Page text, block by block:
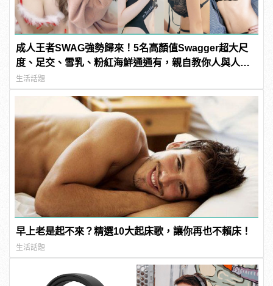
成人王者SWAG強勢歸來！5名高顏值Swagger超大尺
度、足交、雪乳、粉紅海鮮通通有，親自教你人與人的
連結！ | manfashion這樣變型男
生活話題
早上老是起不來？精選10大起床歌，讓你再也不賴床！
生活話題